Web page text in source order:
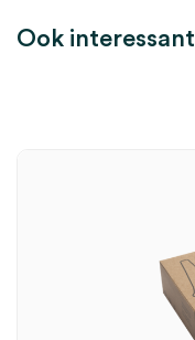
Ook interessant